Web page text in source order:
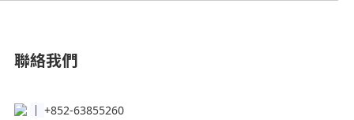
聯絡我們
│ +852-63855260